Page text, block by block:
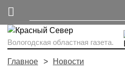
Вологодская областная газета.
Главное Новости